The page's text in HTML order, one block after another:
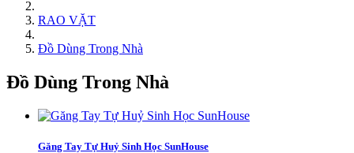
RAO VẶT
Đồ Dùng Trong Nhà
Đồ Dùng Trong Nhà
Găng Tay Tự Huỷ Sinh Học SunHouse